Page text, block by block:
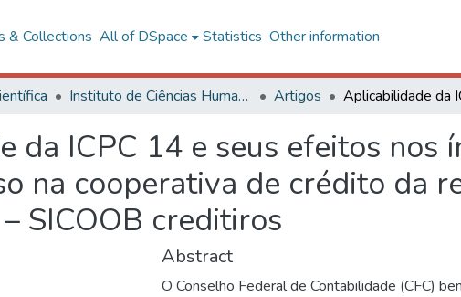
& Collections All of DSpace Statistics Other information
Instituto de Ciências Humanas e Sociais – CRP Artigos
da ICPC 14 e seus efeitos nos
na cooperativa de crédito da
SICOOB creditiros
Abstract
O Conselho Federal de Contabilidade (CFC)